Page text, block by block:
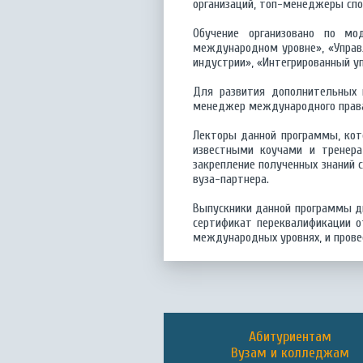
организаций, топ-менеджеры
Обучение организовано по
международном уровне»,
индустрии», «Интегрированный
Для развития дополнительных
менеджер международного
Лекторы данной программы,
известными коучами и
закрепление полученных
вуза-партнера.
Выпускники данной программы
сертификат переквалификации
международных уровнях, и
Абитуриентам
Вузам и колледжам